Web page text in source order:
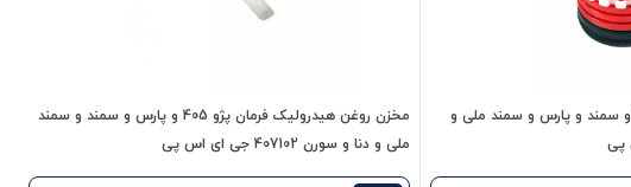
استکانی جعبه فرمان پژو 405 و سمند و پارس و سمند ملی و
مخزن روغن هیدرولیک فرمان پژو 405 و پارس و سمند و سمند
ملی و دنا و سورن 407102 جی ای اس پی